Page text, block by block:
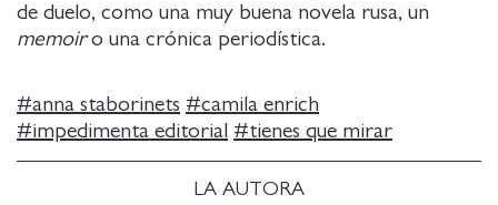
de duelo, como una muy buena novela rusa, un
memoiro una crónica periodística.
#anna staborinets #camila enrich
#impedimenta editorial #tienes que mirar
LA AUTORA